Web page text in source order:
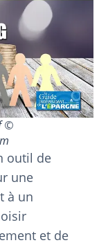
©
outil de
une
à un
et de